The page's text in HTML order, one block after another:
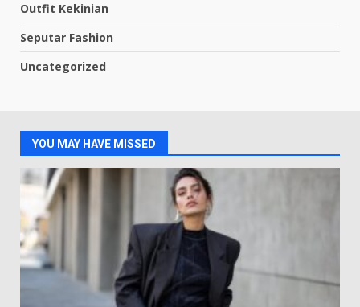
Outfit Kekinian
Seputar Fashion
Uncategorized
YOU MAY HAVE MISSED